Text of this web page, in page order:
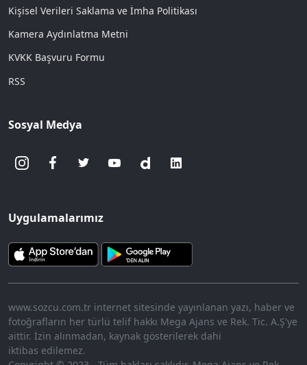
Kişisel Verileri Saklama ve İmha Politikası
Kamera Aydınlatma Metni
KVKK Başvuru Formu
RSS
Sosyal Medya
Uygulamalarımız
www.sozcu.com.tr internet sitesinde yayınlanan yazı, haber ve
fotoğrafların her türlü telif hakkı Mega Ajans ve Rek. Tic. A.Ş'ye
aittir. İzin alınmadan, kaynak gösterilerek dahi
iktibas edilemez.